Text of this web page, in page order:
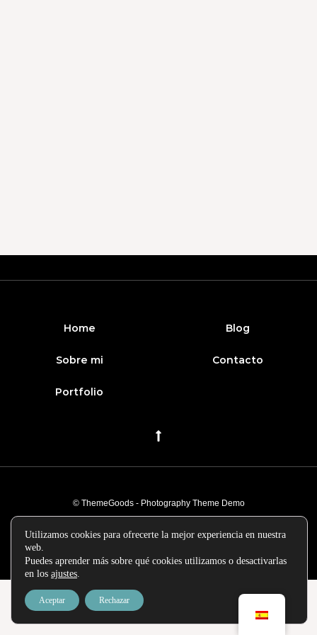
Home
Sobre mi
Portfolio
Blog
Contacto
© ThemeGoods - Photography Theme Demo
Utilizamos cookies para ofrecerte la mejor experiencia en nuestra
web.
Puedes aprender más sobre qué cookies utilizamos o desactivarlas
en los ajustes.
Aceptar Rechazar